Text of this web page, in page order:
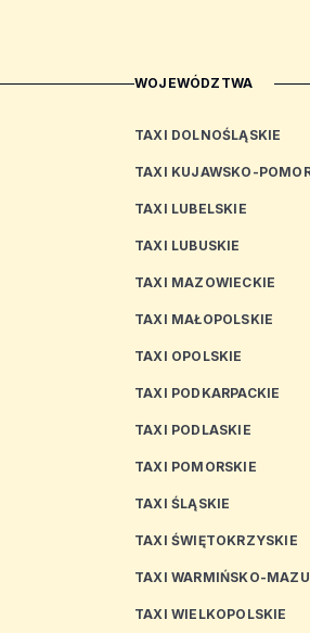
WOJEWÓDZTWA
TAXI DOLNOŚLĄSKIE
TAXI KUJAWSKO-
TAXI LUBELSKIE
TAXI LUBUSKIE
TAXI MAZOWIECKIE
TAXI MAŁOPOLSKIE
TAXI OPOLSKIE
TAXI PODKARPACKIE
TAXI PODLASKIE
TAXI POMORSKIE
TAXI ŚLĄSKIE
TAXI ŚWIĘTOKRZYSKIE
TAXI WARMIŃSKO-
TAXI WIELKOPOLSKIE